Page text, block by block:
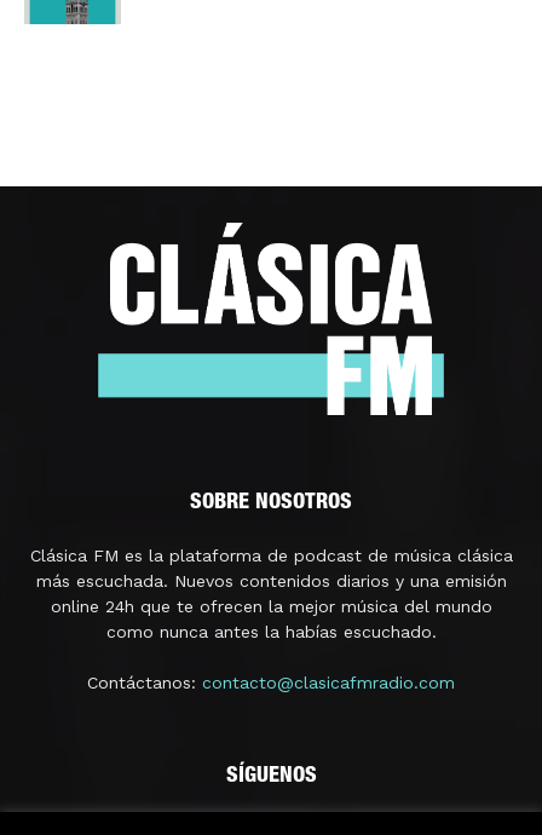
SOBRE NOSOTROS
Clásica FM es la plataforma de podcast de música clásica
más escuchada. Nuevos contenidos diarios y una emisión
online 24h que te ofrecen la mejor música del mundo
como nunca antes la habías escuchado.
Contáctanos: contacto@clasicafmradio.com
SÍGUENOS